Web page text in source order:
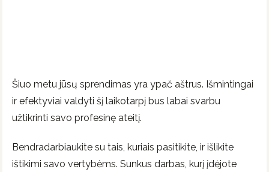
Šiuo metu jūsų sprendimas yra ypač aštrus. Išmintingai
ir efektyviai valdyti šį laikotarpį bus labai svarbu
užtikrinti savo profesinę ateitį.
Bendradarbiaukite su tais, kuriais pasitikite, ir išlikite
ištikimi savo vertybėms. Sunkus darbas, kurį įdėjote